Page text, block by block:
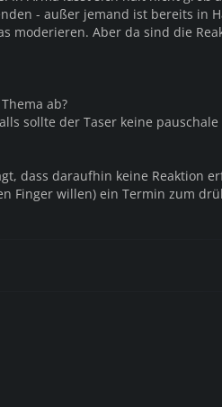
- außer jemand ist bereits in
moderieren. Aber da sind die
ab?
sollte der Taser keine pauschale
dass daraufhin keine Reaktion
Finger willen) ein Termin zum